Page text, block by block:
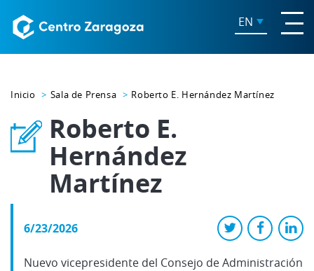
EN
Inicio Sala de Prensa Roberto E. Hernández Martínez
Roberto E.
Hernández
Martínez
6/23/2026
Nuevo vicepresidente del Consejo de Administración